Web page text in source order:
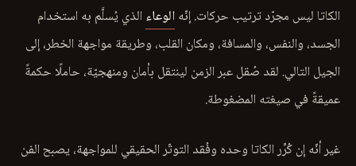
الكاتا ليس مجرّد ترتيب حركات. إنّهالوعاءالذي يُسلَّم به استخدام
الجسد، والنفس، والمسافة، ومكان القلب، وطريقة مواجهة الخطر، إلى
الجيل التالي. لقد صُقل عبر الزمن لينتقل بأمان ومنهجيّة، حاملًا حكمةً
عميقةً في صيغته المضغوطة.
غير أنّه إن كُرِّر الكاتا وحده وفُقد التوتّر الحقيقي للمواجهة، يصبح الفن